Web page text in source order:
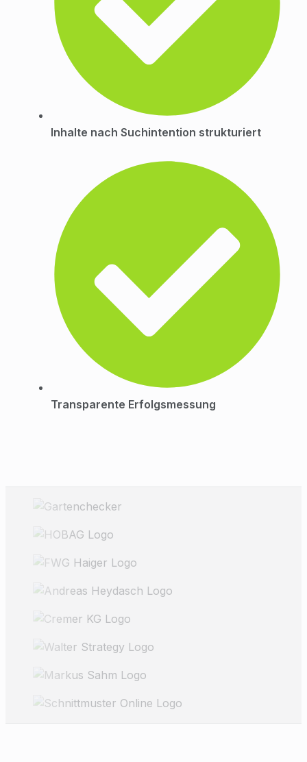
Inhalte nach Suchintention strukturiert
Transparente Erfolgsmessung